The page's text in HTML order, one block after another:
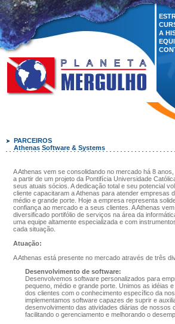
A
PARCEIROS
Athenas Software & Systems
A Athenas vem se consolidando no mercado há 8
a partir de um projeto da Pontifícia Universidade
seus atuais sócios. A dedicação total e seu potencial
cliente capacitaram a Athenas para atender empresas
médio e grande porte. Hoje a empresa representa
confiança ao mercado e a seus clientes. A Athenas
diversificado portifólio de serviços na área da
uma equipe altamente especializada e com
cada situação.
Atuação:
A Athenas está presente no mercado através de três
Desenvolvimento de software:
Desenvolvemos software personalizados para
pequeno, médio e grande porte. Unimos as idéias
dos clientes com o conhecimento específico da
implementamos software capazes de suprir e
desenvolvimento das atividades diárias de nossos
facilitando o gerenciamento e melhorando o